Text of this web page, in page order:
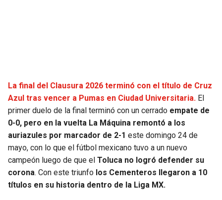
PACKERS
VIKINGS
PANTHERS
TIMBERWOLVES
THUNDER
JAZZ
La final del Clausura 2026 terminó con el título de Cruz
Azul tras vencer a Pumas en Ciudad Universitaria. El
primer duelo de la final terminó con un cerrado empate de
0-0, pero en la vuelta La Máquina remontó a los
auriazules por marcador de 2-1 este domingo 24 de
mayo, con lo que el fútbol mexicano tuvo a un nuevo
campeón luego de que el Toluca no logró defender su
corona. Con este triunfo los Cementeros llegaron a 10
títulos en su historia dentro de la Liga MX.